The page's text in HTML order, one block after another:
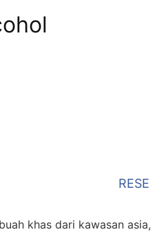
RESE
khas dari kawasan asia,